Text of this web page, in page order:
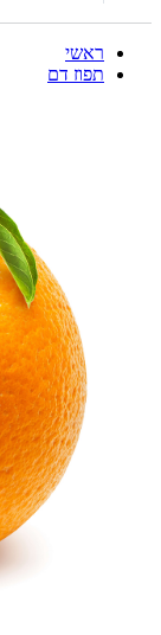
ראשי
תפוז דם